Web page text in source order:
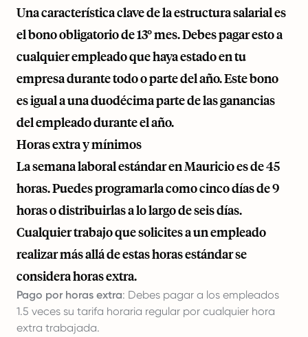
Una característica clave de la estructura salarial es
el bono obligatorio de 13º mes. Debes pagar esto a
cualquier empleado que haya estado en tu
empresa durante todo o parte del año. Este bono
es igual a una duodécima parte de las ganancias
del empleado durante el año.
Horas extra y mínimos
La semana laboral estándar en Mauricio es de 45
horas. Puedes programarla como cinco días de 9
horas o distribuirlas a lo largo de seis días.
Cualquier trabajo que solicites a un empleado
realizar más allá de estas horas estándar se
considera horas extra.
Pago por horas extra: Debes pagar a los empleados
1.5 veces su tarifa horaria regular por cualquier hora
extra trabajada.